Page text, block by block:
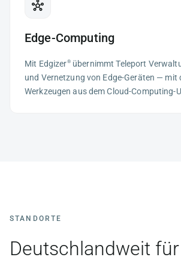
Edge-Computing
Mit Edgizer®übernimmt Teleport
und Vernetzung von Edge-Geräten — mit
Werkzeugen aus dem Cloud-Computing-
STANDORTE
Deutschlandweit für